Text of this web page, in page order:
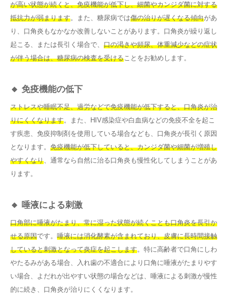
が高い状態が続くと、免疫機能が低下し、細菌やカンジダ菌に対する
抵抗力が弱まります。また、糖尿病では傷の治りが遅くなる傾向があ
り、口角炎もなかなか改善しないことがあります。口角炎が繰り返し
起こる、または長引く場合で、 口の渇きや頻尿、体重減少などの症状
が伴う場合は、糖尿病の検査を受けることをお勧めします。
🔸 免疫機能の低下
ストレスや睡眠不足、過労などで免疫機能が低下すると、口角炎が治
りにくくなります。また、HIV感染症や白血病などの免疫不全を起こ
す疾患、免疫抑制剤を使用している場合なども、口角炎が長引く原因
となります。 免疫機能が低下していると、カンジダ菌や細菌が増殖し
やすくなり、通常なら自然に治る口角炎も慢性化してしまうことがあ
ります。
🔸 唾液による刺激
口角部に唾液がたまり、常に湿った状態が続くことも口角炎を長引か
せる原因です。 唾液には消化酵素が含まれており、皮膚に長時間接触
していると刺激となって炎症を起こします。特に高齢者で口角にしわ
やたるみがある場合、入れ歯の不適合により口角に唾液がたまりやす
い場合、よだれが出やすい状態の場合などは、唾液による刺激が慢性
的に続き、口角炎が治りにくくなります。